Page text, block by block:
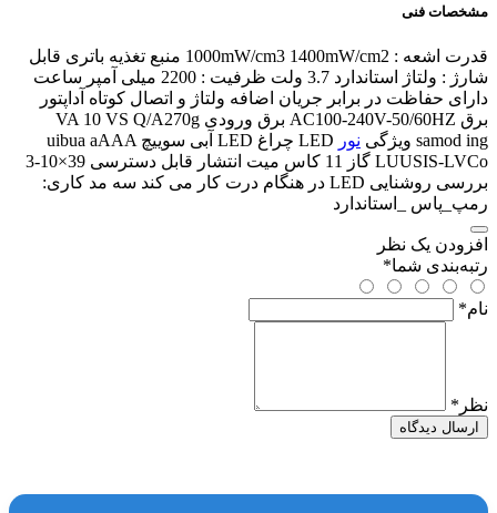
مشخصات فنی
قدرت اشعه : 1000mW/cm3 1400mW/cm2 منبع تغذیه باتری قابل
شارژ : ولتاژ استاندارد 3.7 ولت ظرفیت : 2200 میلی آمپر ساعت
دارای حفاظت در برابر جریان اضافه ولتاژ و اتصال کوتاه آداپتور
برق AC100-240V-50/60HZ برق ورودی VA 10 VS Q/A270g
samod ing ویژگی
نور
LED چراغ LED آبی سويیچ uibua aAAA
LUUSIS-LVCo گاز 11 کاس میت انتشار قابل دسترسی 39×10-3
بررسی روشنایی LED در هنگام درت کار می کند سه مد کاری:
رمپ_پاس _استاندارد
افزودن یک نظر
رتبه‌بندی شما*
نام*
نظر *
ارسال دیدگاه